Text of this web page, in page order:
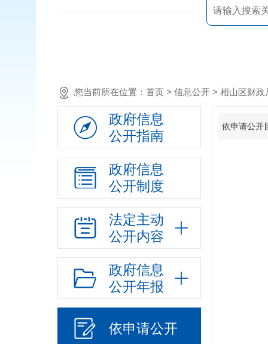
您当前所在位置： 首页 > 信息公开 > 相山区财政
政府信息
公开指南
政府信息
公开制度
法定主动
公开内容
政府信息
公开年报
依申请公开
依申请公开